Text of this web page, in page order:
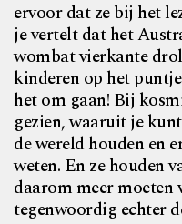
ervoor dat ze bij het
je vertelt dat het
wombat vierkante
kinderen op het
het om gaan! Bij
gezien, waaruit je
de wereld houden en
weten. En ze houden
daarom meer
tegenwoordig echter